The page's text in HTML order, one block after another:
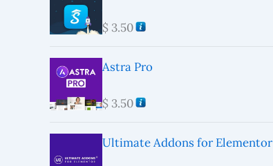
$ 3.50
Astra Pro
$ 3.50
Ultimate Addons for Elementor